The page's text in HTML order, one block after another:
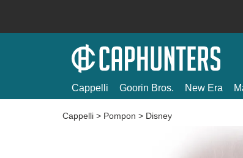
Cappelli Goorin Bros. New Era
Cappelli > Pompon > Disney